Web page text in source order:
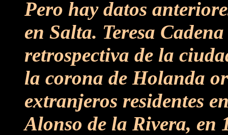
Pero hay datos
en Salta. Teresa
retrospectiva de la
la corona de Holanda
extranjeros residentes
Alonso de la Rivera, en